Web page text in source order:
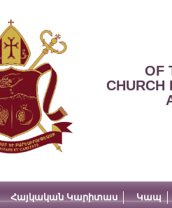
OF
CHURCH
Հայկական Կարիտաս Կապ